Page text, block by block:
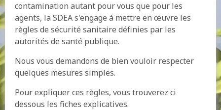
contamination autant pour vous que pour les
agents, la SDEA s'engage à mettre en œuvre les
règles de sécurité sanitaire définies par les
autorités de santé publique.
Nous vous demandons de bien vouloir respecter
quelques mesures simples.
Pour expliquer ces règles, vous trouverez ci
dessous les fiches explicatives.